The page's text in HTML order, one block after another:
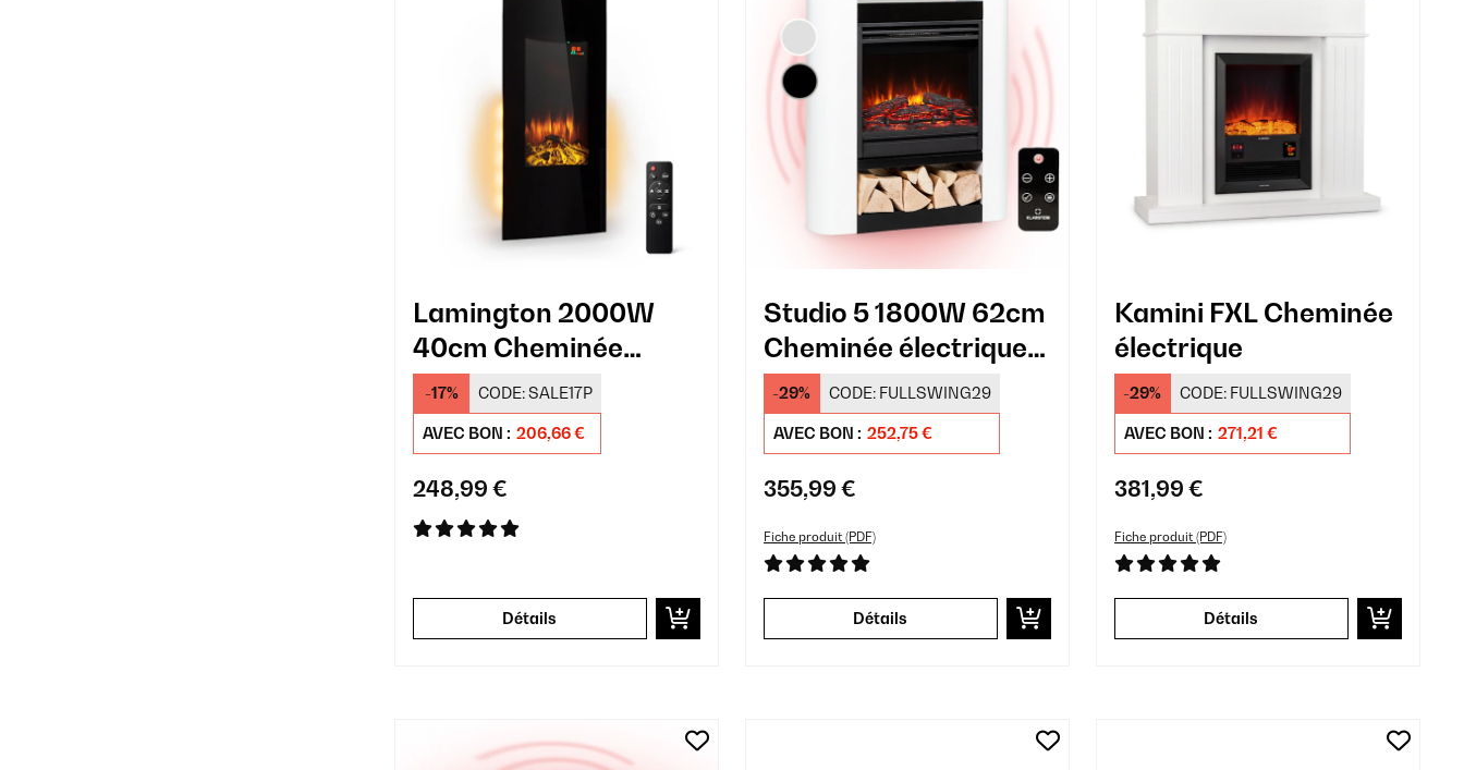
Lamington 2000W
40cm Cheminée
électrique murale Noir
-17% CODE:SALE17P
AVEC BON : 206,66 €
248,99 €
Détails
Studio 5 1800W 62cm
Cheminée électrique
avec Rangement
Blanc
-29% CODE: FULLSWING29
AVEC BON : 252,75 €
355,99 €
Fiche produit (PDF)
Détails
Kamini FXL Cheminée
électrique
-29% CODE: FULLSWING29
AVEC BON : 271,21 €
381,99 €
Fiche produit (PDF)
Détails